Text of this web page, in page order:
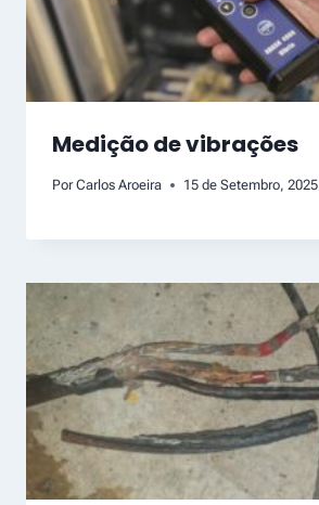
Medição de vibrações
Por Carlos Aroeira 15 de Setembro, 2025